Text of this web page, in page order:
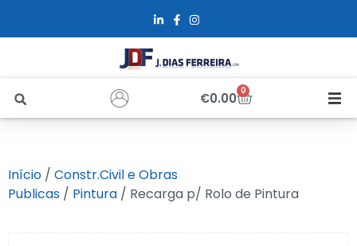
€0.00 0
Sobre Nós
Início / Constr.Civil e Obras
Publicas / Pintura / Recarga p/ Rolo de Pintura